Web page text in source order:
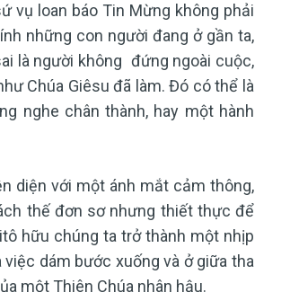
vụ loan báo Tin Mừng không phải
những con người đang ở gần ta,
là người không đứng ngoài cuộc,
Chúa Giêsu đã làm. Đó có thể là
nghe chân thành, hay một hành
diện với một ánh mắt cảm thông,
thế đơn sơ nhưng thiết thực để
hữu chúng ta trở thành một nhịp
dám bước xuống và ở giữa tha
một Thiên Chúa nhân hậu.